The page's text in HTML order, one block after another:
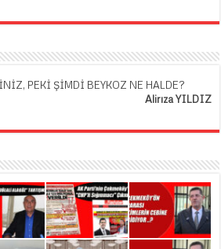
PEKİ ŞİMDİ BEYKOZ NE HALDE?
Alirıza YILDIZ